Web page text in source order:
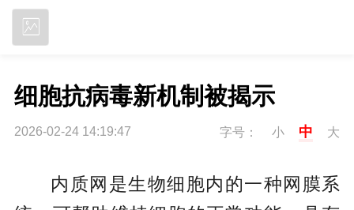
细胞抗病毒新机制被揭示
2026-02-24 14:19:47 字号： 小 中 大
内质网是生物细胞内的一种网膜系